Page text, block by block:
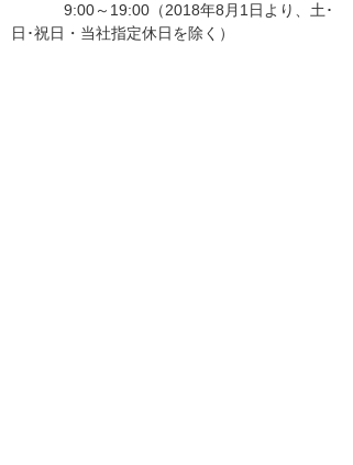
9:00～19:00（2018年8月1日より、土･
日･祝日・当社指定休日を除く）